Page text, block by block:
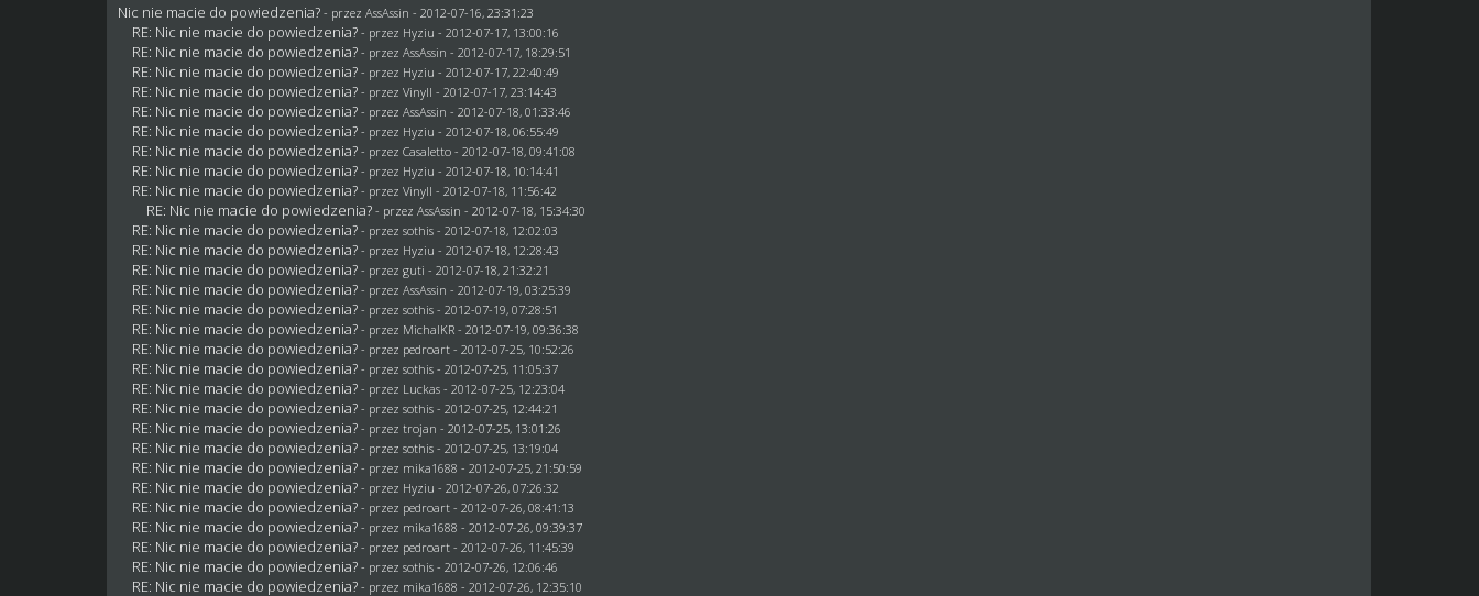
Nic nie macie do powiedzenia? - przez AssAssin - 2012-07-16, 23:31:23
RE: Nic nie macie do powiedzenia? - przez Hyziu - 2012-07-17, 13:00:16
RE: Nic nie macie do powiedzenia? - przez AssAssin - 2012-07-17, 18:29:51
RE: Nic nie macie do powiedzenia? - przez Hyziu - 2012-07-17, 22:40:49
RE: Nic nie macie do powiedzenia? - przez Vinyll - 2012-07-17, 23:14:43
RE: Nic nie macie do powiedzenia? - przez AssAssin - 2012-07-18, 01:33:46
RE: Nic nie macie do powiedzenia? - przez Hyziu - 2012-07-18, 06:55:49
RE: Nic nie macie do powiedzenia? - przezCasaletto - 2012-07-18, 09:41:08
RE: Nic nie macie do powiedzenia? - przez Hyziu - 2012-07-18, 10:14:41
RE: Nic nie macie do powiedzenia? - przez Vinyll - 2012-07-18, 11:56:42
RE: Nic nie macie do powiedzenia? - przez AssAssin - 2012-07-18, 15:34:30
RE: Nic nie macie do powiedzenia? - przezsothis - 2012-07-18, 12:02:03
RE: Nic nie macie do powiedzenia? - przez Hyziu - 2012-07-18, 12:28:43
RE: Nic nie macie do powiedzenia? - przezguti - 2012-07-18, 21:32:21
RE: Nic nie macie do powiedzenia? - przez AssAssin - 2012-07-19, 03:25:39
RE: Nic nie macie do powiedzenia? - przezsothis - 2012-07-19, 07:28:51
RE: Nic nie macie do powiedzenia? - przez MichalKR - 2012-07-19, 09:36:38
RE: Nic nie macie do powiedzenia? - przez pedroart - 2012-07-25, 10:52:26
RE: Nic nie macie do powiedzenia? - przezsothis - 2012-07-25, 11:05:37
RE: Nic nie macie do powiedzenia? - przez Luckas - 2012-07-25, 12:23:04
RE: Nic nie macie do powiedzenia? - przezsothis - 2012-07-25, 12:44:21
RE: Nic nie macie do powiedzenia? - przeztrojan - 2012-07-25, 13:01:26
RE: Nic nie macie do powiedzenia? - przezsothis - 2012-07-25, 13:19:04
RE: Nic nie macie do powiedzenia? - przez mika1688 - 2012-07-25, 21:50:59
RE: Nic nie macie do powiedzenia? - przez Hyziu - 2012-07-26, 07:26:32
RE: Nic nie macie do powiedzenia? - przez pedroart - 2012-07-26, 08:41:13
RE: Nic nie macie do powiedzenia? - przez mika1688 - 2012-07-26, 09:39:37
RE: Nic nie macie do powiedzenia? - przez pedroart - 2012-07-26, 11:45:39
RE: Nic nie macie do powiedzenia? - przezsothis - 2012-07-26, 12:06:46
RE: Nic nie macie do powiedzenia? - przez mika1688 - 2012-07-26, 12:35:10